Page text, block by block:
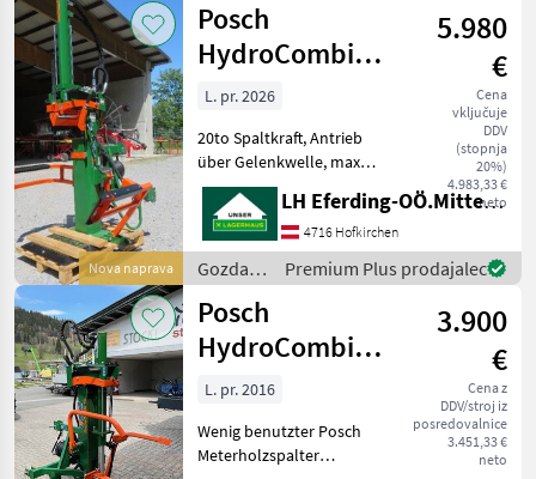
lesarska
mehanizacija
/ Posch
Nova naprava
Posch
HydroCombi
20to - M6230PR
5.980
€
Cena
vključuje
DDV
(stopnja
20%)
4.983,33 €
neto
L. pr. 2026
20to Spaltkraft, Antrieb
über Gelenkwelle, max
Scheitlänge 110cm,
Fixomatic, Autospeed,
mech. Stammheber
Kardanski pogon
Gozdarska in lesarska
mehanizacija Cepilnik
LH Eferding-OÖ.Mitte, Landtechnik Hofkirchen
4716 Hofkirchen
Gozdarska
in
lesarska
mehanizacija
/ Posch
Premium Plus prodajalec
Posch
HydroCombi
13to
3.900
€
Cena z
DDV/stroj iz
posredovalnice
3.451,33 €
neto
L. pr. 2016
Wenig benutzter Posch
Meterholzspalter